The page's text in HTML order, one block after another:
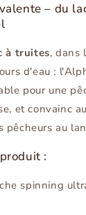
– du
à truites, dans
d'eau :
pour une
et convainc
pêcheurs au
:
spinning